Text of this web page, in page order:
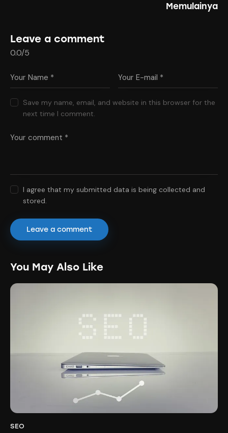
Memulainya
Leave a comment
0.0/5
Save my name, email, and website in this browser for the
next time I comment.
I agree that my submitted data is being collected and
stored.
You May Also Like
SEO